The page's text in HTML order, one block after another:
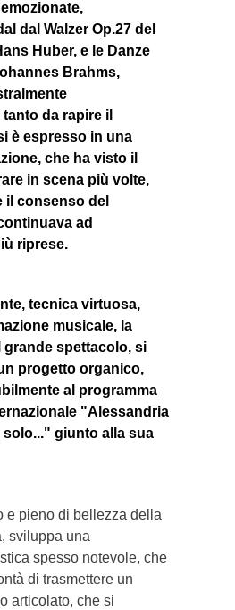
dal Walzer Op.27 del
Huber, e le Danze
Brahms,
da rapire il
è espresso in una
che ha visto il
in scena più volte,
il consenso del
ad
riprese.
tecnica virtuosa,
musicale, la
grande spettacolo, si
progetto organico,
al programma
"Alessandria
solo..." giunto alla sua
e pieno di bellezza della
sviluppa una
spesso notevole, che
di trasmettere un
articolato, che si